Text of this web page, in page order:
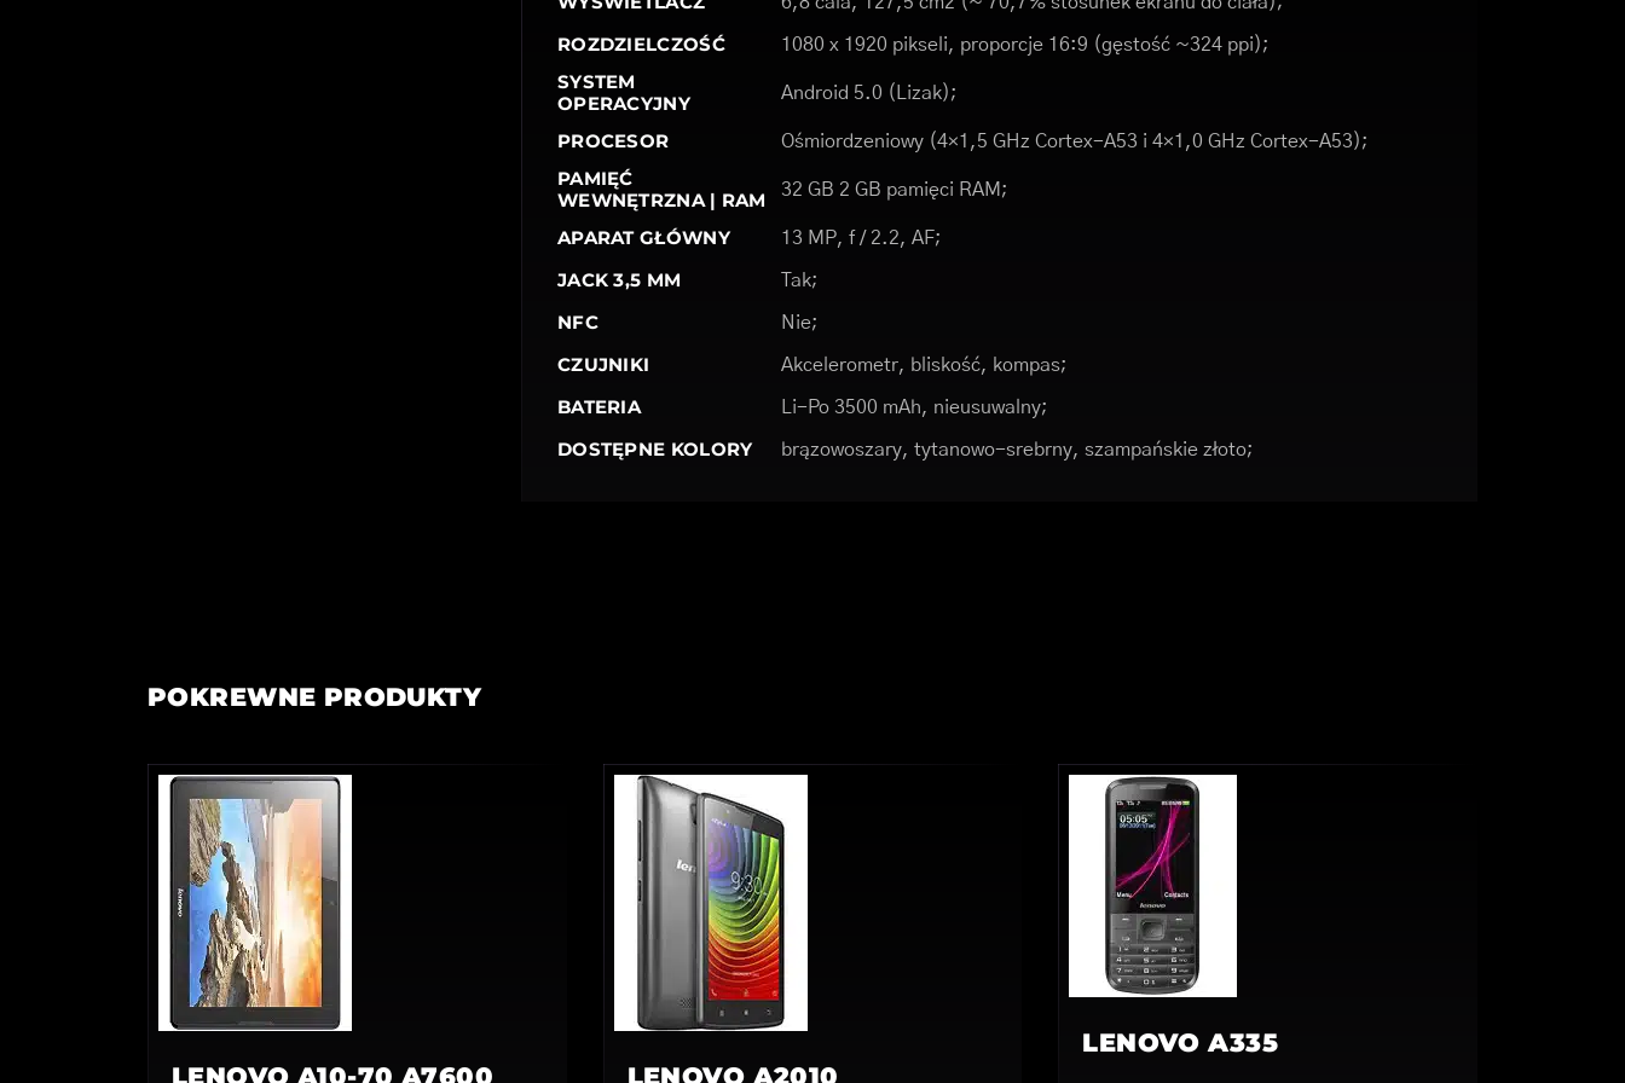
ROZDZIELCZOŚĆ 1080 x 1920 pikseli, proporcje 16:9 (gęstość ~324 ppi);
SYSTEM
OPERACYJNY
Android 5.0 (Lizak);
PROCESOR Ośmiordzeniowy (4×1,5 GHz Cortex-A53 i 4×1,0 GHz Cortex-A53);
PAMIĘĆ
WEWNĘTRZNA | RAM
32 GB 2 GB pamięci RAM;
APARAT GŁÓWNY 13 MP, f / 2.2, AF;
JACK 3,5 MM Tak;
NFC Nie;
CZUJNIKI Akcelerometr, bliskość, kompas;
BATERIA Li-Po 3500 mAh, nieusuwalny;
DOSTĘPNE KOLORY brązowoszary, tytanowo-srebrny, szampańskie złoto;
POKREWNE PRODUKTY
LENOVO A10-70 A7600 LENOVO A2010
LENOVO A335